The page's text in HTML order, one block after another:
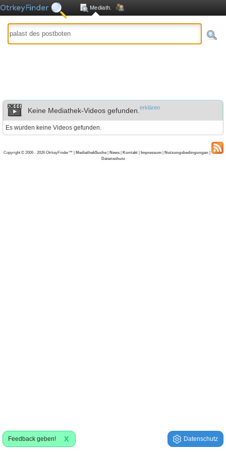
Mediath.
Keine Mediathek-Videos gefunden. erklären
Es wurden keine Videos gefunden.
Copyright © 2006 - 2026 OtrkeyFinder™ | MediathekSuche | News | Kontakt | Impressum | Nutzungsbedingungen |
Datenschutz
Feedback geben! X Datenschutz